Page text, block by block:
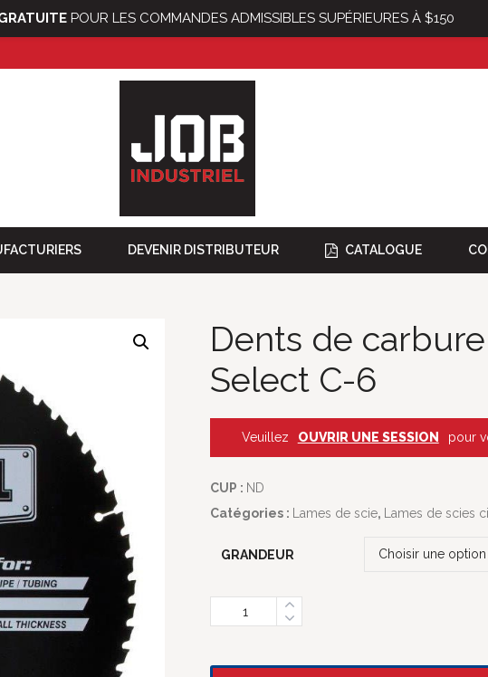
DEVENIR DISTRIBUTEUR CATALOGUE
Dents de
Select C-6
Veuillez OUVRIR UNE SESSION pour
CUP : ND
Catégories :
Lames de scie, Lames de scies
GRANDEUR
Quantity
POUR LES COMMANDES ADMISSIBLES SUPÉRIEURES À $150